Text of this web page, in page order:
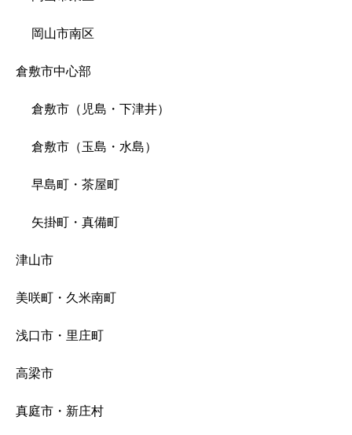
岡山市南区
倉敷市中心部
倉敷市（児島・下津井）
倉敷市（玉島・水島）
早島町・茶屋町
矢掛町・真備町
津山市
美咲町・久米南町
浅口市・里庄町
高梁市
真庭市・新庄村